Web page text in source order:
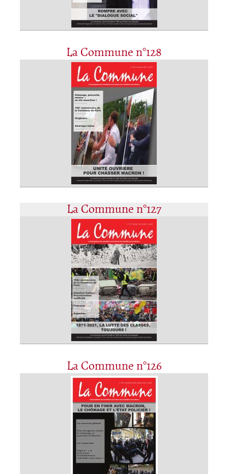
La Commune n°128
La Commune n°127
La Commune n°126